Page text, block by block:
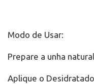
Modo de Usar:
Prepare a unha
Aplique o